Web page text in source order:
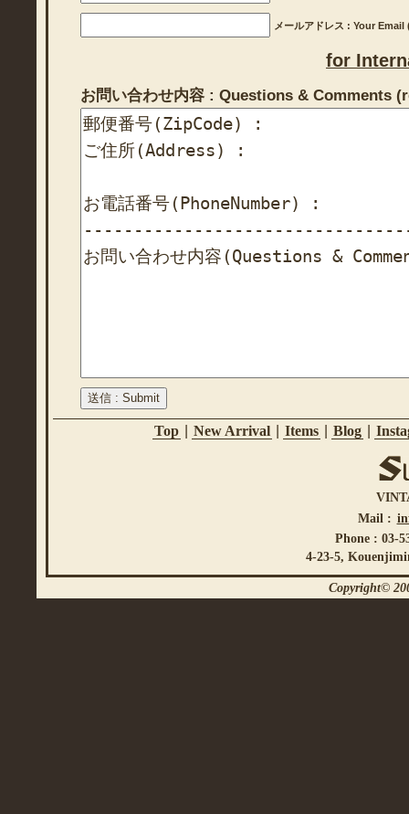
メールアドレス : Your
for
お問い合わせ内容 : Questions & Comments
Top New Arrival Items Blog
Mail :
Phone : 03-
4-23-5,
Copyright©